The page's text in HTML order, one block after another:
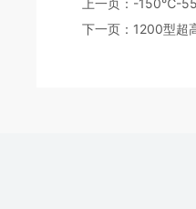
上一页： -150℃-
下一页： 1200型超